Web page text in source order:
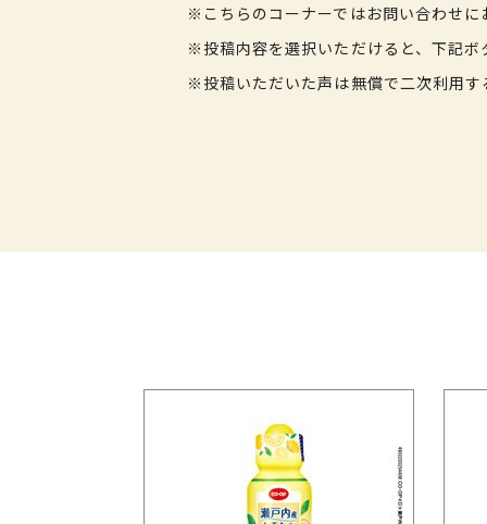
※こちらのコーナーではお問い合わせ
※投稿内容を選択いただけると、下記ボ
※投稿いただいた声は無償で二次利用す